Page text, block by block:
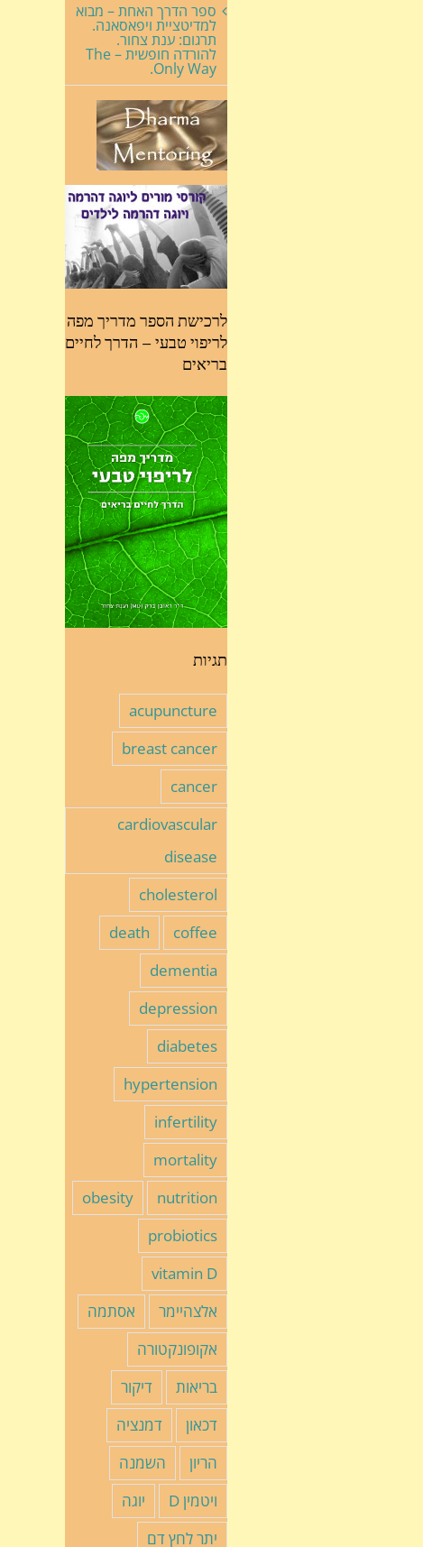
ספר הדרך האחת – מבוא
למדיטציית ויפאסאנה.
תרגום: ענת צחור.
להורדה חופשית – The
Only Way.
לרכישת הספר מדריך מפה
לריפוי טבעי – הדרך לחיים
בריאים
תגיות
acupuncture
breast cancer
cancer
cardiovascular
disease
cholesterol
coffee
death
dementia
depression
diabetes
hypertension
infertility
mortality
nutrition
obesity
probiotics
vitamin D
אלצהיימר
אסתמה
אקופונקטורה
בריאות
דיקור
דכאון
דמנציה
הריון
השמנה
ויטמין D
יוגה
יתר לחץ דם